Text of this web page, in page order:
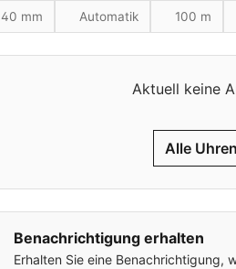
40 mm Automatik 100 m
Aktuell keine
Alle
Benachrichtigung erhalten
Erhalten Sie eine Benachrichtigung,